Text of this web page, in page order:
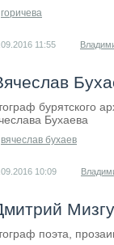
горичева
11:55
бурятского
Бухаева
вячеслав бухаев
10:09
поэта,